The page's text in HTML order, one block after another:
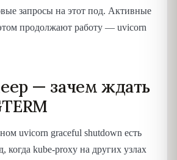
запросы на этот под. Активные
продолжают работу — uvicorn
— зачем ждать
uvicorn graceful shutdown есть
когда kube-proxy на других узлах